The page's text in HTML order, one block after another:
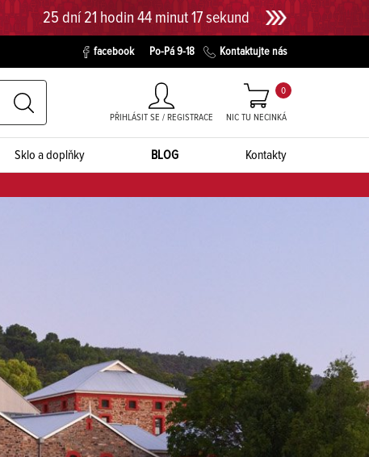
25 dní 21 hodin 44 minut 16 sekund
facebook Po-Pá 9-18 Kontaktujte nás
PŘIHLÁSIT SE / REGISTRACE NIC TU NECINKÁ
0
Sklo a doplňky BLOG Kontakty